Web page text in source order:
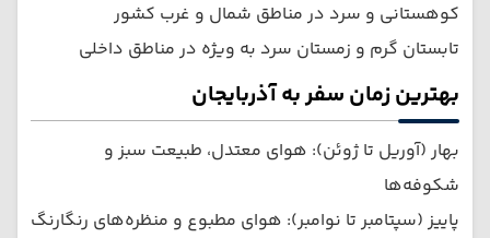
کوهستانی و سرد در مناطق شمال و غرب کشور
تابستان گرم و زمستان سرد به ویژه در مناطق داخلی
بهترین زمان سفر به آذربایجان
بهار (آوریل تا ژوئن): هوای معتدل، طبیعت سبز و
شکوفه‌ها
پاییز (سپتامبر تا نوامبر): هوای مطبوع و منظره‌های رنگارنگ